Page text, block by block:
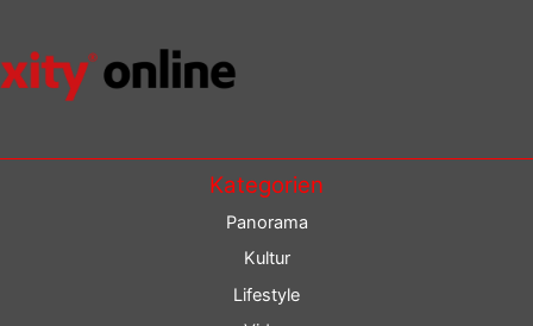
Kategorien
Panorama
Kultur
Lifestyle